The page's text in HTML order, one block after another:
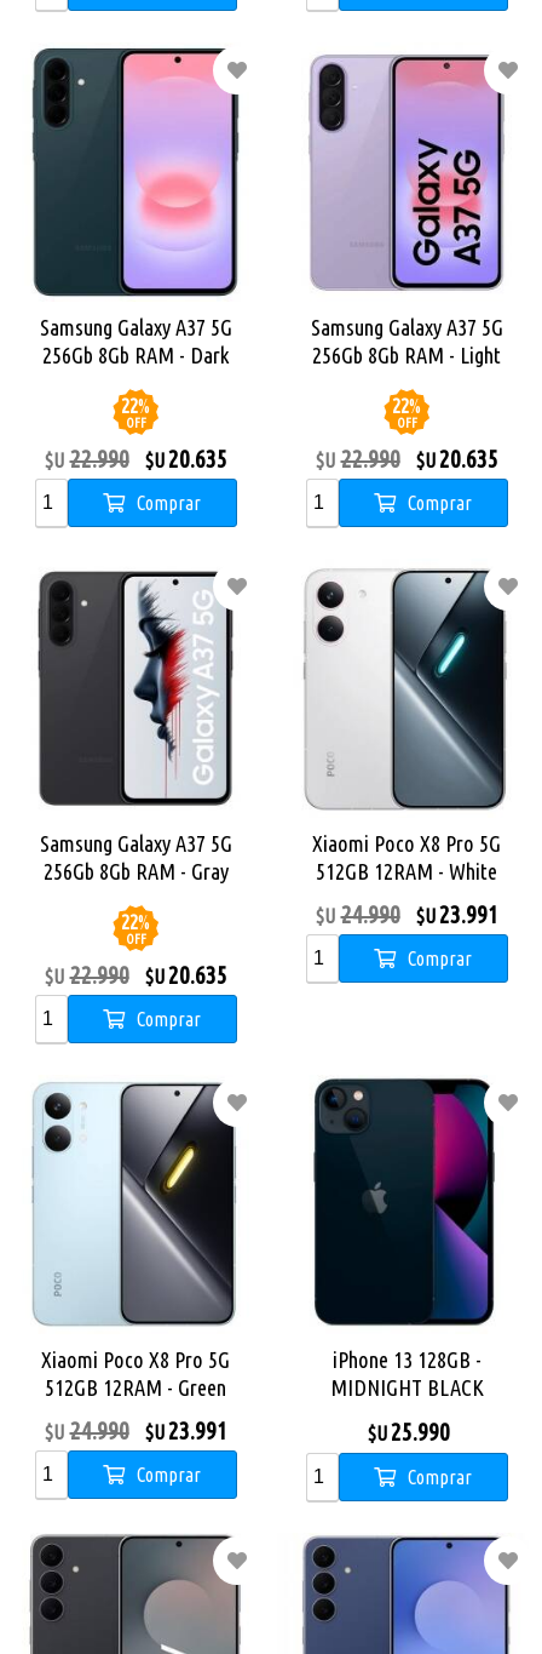
Samsung Galaxy A37 5G
256Gb 8Gb RAM - Dark
Green
22%
OFF
$U 22.990 $U20.635
Comprar
Samsung Galaxy A37 5G
256Gb 8Gb RAM - Light
Violet
22%
OFF
$U 22.990 $U20.635
Comprar
Samsung Galaxy A37 5G
256Gb 8Gb RAM - Gray
22%
OFF
$U 22.990 $U20.635
Comprar
Xiaomi Poco X8 Pro 5G
512GB 12RAM - White
$U 24.990 $U23.991
Comprar
Xiaomi Poco X8 Pro 5G
512GB 12RAM - Green
$U 24.990 $U23.991
Comprar
iPhone 13 128GB -
MIDNIGHT BLACK
$U25.990
Comprar